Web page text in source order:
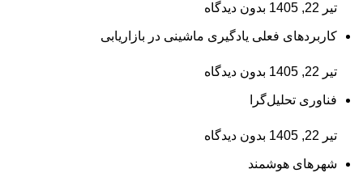
تیر 22, 1405 بدون دیدگاه
کاربردهای فعلی یادگیری ماشینی در بازاریابی
تیر 22, 1405 بدون دیدگاه
فناوری تحلیل‌گرا
تیر 22, 1405 بدون دیدگاه
شهرهای هوشمند